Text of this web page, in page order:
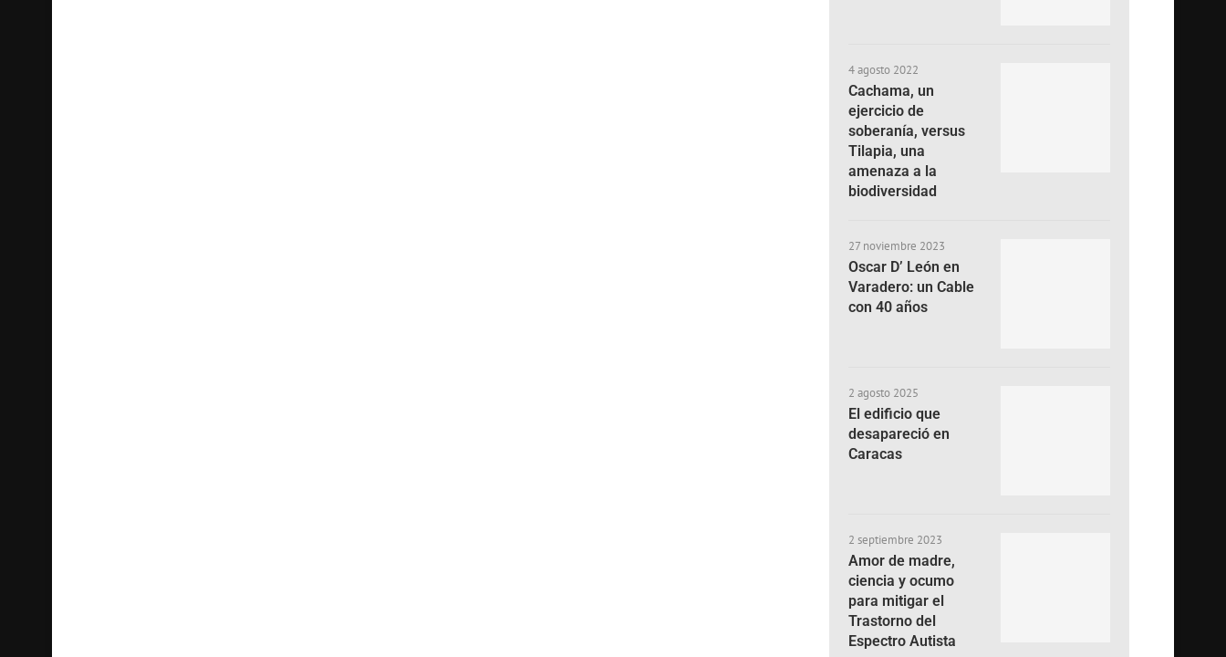
4 agosto 2022
Cachama, un
ejercicio de
soberanía, versus
Tilapia, una
amenaza a la
biodiversidad
27 noviembre 2023
Oscar D’ León en
Varadero: un Cable
con 40 años
2 agosto 2025
El edificio que
desapareció en
Caracas
2 septiembre 2023
Amor de madre,
ciencia y ocumo
para mitigar el
Trastorno del
Espectro Autista